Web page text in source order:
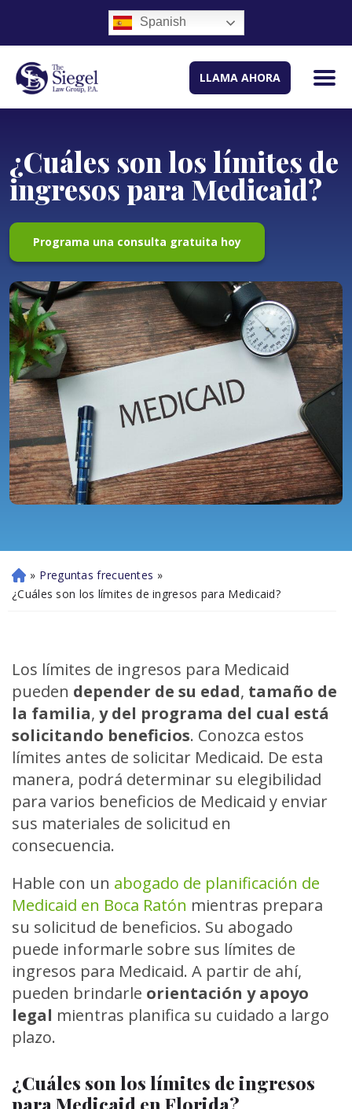
Spanish
LLAMA AHORA
¿Cuáles son los límites de
ingresos para Medicaid?
Programa una consulta gratuita hoy
Ini
ci
» Preguntas frecuentes »
¿Cuáles son los límites de ingresos para Medicaid?
Los límites de ingresos para Medicaid
pueden depender de su edad, tamaño de
la familia, y del programa del cual está
solicitando beneficios. Conozca estos
límites antes de solicitar Medicaid. De esta
manera, podrá determinar su elegibilidad
para varios beneficios de Medicaid y enviar
sus materiales de solicitud en
consecuencia.
Hable con un abogado de planificación de
Medicaid en Boca Ratón mientras prepara
su solicitud de beneficios. Su abogado
puede informarle sobre sus límites de
ingresos para Medicaid. A partir de ahí,
pueden brindarle orientación y apoyo
legal mientras planifica su cuidado a largo
plazo.
¿Cuáles son los límites de ingresos
para Medicaid en Florida?